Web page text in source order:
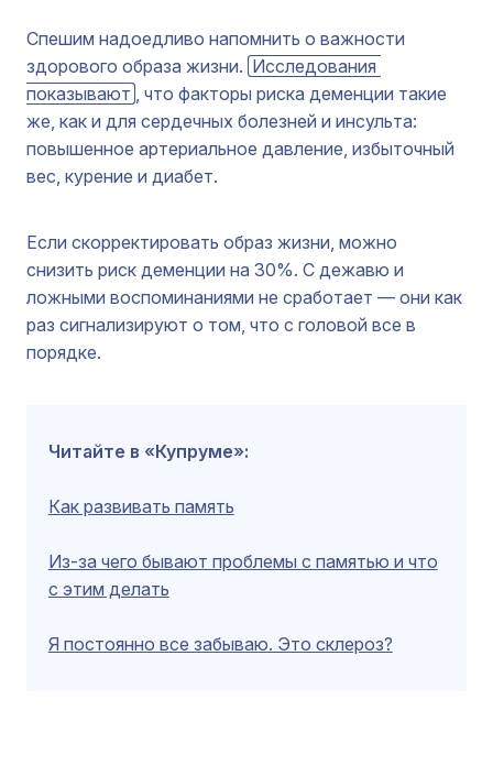
Спешим надоедливо напомнить о важности
здорового образа жизни. Исследования
показывают , что факторы риска деменции такие
же, как и для сердечных болезней и инсульта:
повышенное артериальное давление, избыточный
вес, курение и диабет.
Если скорректировать образ жизни, можно
снизить риск деменции на 30%. С дежавю и
ложными воспоминаниями не сработает — они как
раз сигнализируют о том, что с головой все в
порядке.
Читайте в «Купруме»:
Как развивать память
Из-за чего бывают проблемы с памятью и что
с этим делать
Я постоянно все забываю. Это склероз?